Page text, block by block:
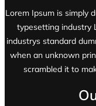
Lorem Ipsum is simply
typesetting industry
industrys standard
when an unknown
scrambled it to